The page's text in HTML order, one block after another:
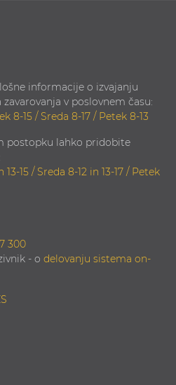
informacije o izvajanju
v poslovnem času:
8-15 / Sreda 8-17 / Petek 8-13
postopku lahko pridobite
15 / Sreda 8-12 in 13-17 / Petek
300
- o delovanju sistema on-